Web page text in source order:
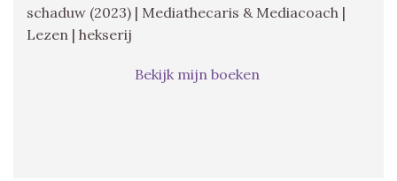
schaduw (2023) | Mediathecaris & Mediacoach |
Lezen | hekserij
Bekijk mijn boeken